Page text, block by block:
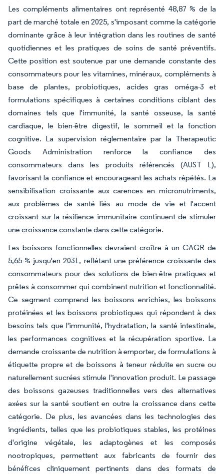
Les compléments alimentaires ont représenté 48,87 % de la
part de marché totale en 2025, s'imposant comme la catégorie
dominante grâce à leur intégration dans les routines de santé
quotidiennes et les pratiques de soins de santé préventifs.
Cette position est soutenue par une demande constante des
consommateurs pour les vitamines, minéraux, compléments à
base de plantes, probiotiques, acides gras oméga-3 et
formulations spécifiques à certaines conditions ciblant des
domaines tels que l'immunité, la santé osseuse, la santé
cardiaque, le bien-être digestif, le sommeil et la fonction
cognitive. La supervision réglementaire par la Therapeutic
Goods Administration renforce la confiance des
consommateurs dans les produits référencés (AUST L),
favorisant la confiance et encourageant les achats répétés. La
sensibilisation croissante aux carences en micronutriments,
aux problèmes de santé liés au mode de vie et l'accent
croissant sur la résilience immunitaire continuent de stimuler
une croissance constante dans cette catégorie.
Les boissons fonctionnelles devraient croître à un CAGR de
5,65 % jusqu'en 2031, reflétant une préférence croissante des
consommateurs pour des solutions de bien-être pratiques et
prêtes à consommer qui combinent nutrition et fonctionnalité.
Ce segment comprend les boissons enrichies, les boissons
protéinées et les boissons probiotiques qui répondent à des
besoins tels que l'immunité, l'hydratation, la santé intestinale,
les performances cognitives et la récupération sportive. La
demande croissante de nutrition à emporter, de formulations à
étiquette propre et de boissons à teneur réduite en sucre ou
naturellement sucrées stimule l'innovation produit. Le passage
des boissons gazeuses traditionnelles vers des alternatives
axées sur la santé soutient en outre la croissance dans cette
catégorie. De plus, les avancées dans les technologies des
ingrédients, telles que les probiotiques stables, les protéines
d'origine végétale, les adaptogènes et les composés
nootropiques, permettent aux fabricants de fournir des
bénéfices cliniquement pertinents dans des formats de